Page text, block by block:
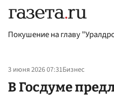
Покушение на главу
3 июня 2026 07:31Бизнес
В Госдуме